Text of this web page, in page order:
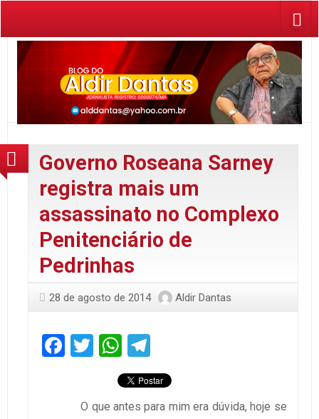
Governo Roseana Sarney
registra mais um
assassinato no Complexo
Penitenciário de
Pedrinhas
28 de agosto de 2014 Aldir Dantas
Facebook
TwitterWhatsApp
O que antes para mim era dúvida, hoje se